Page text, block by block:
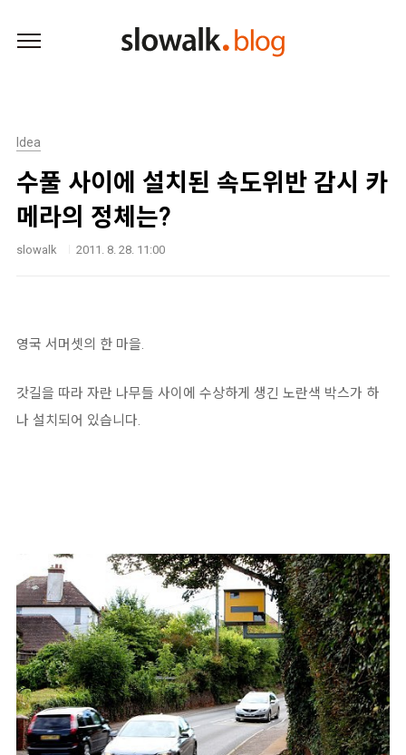
Idea
수풀 사이에 설치된 속도위반 감시 카
메라의 정체는?
slowalk 2011. 8. 28. 11:00
영국 서머셋의 한 마을.
갓길을 따라 자란 나무들 사이에 수상하게 생긴 노란색 박스가 하
나 설치되어 있습니다.